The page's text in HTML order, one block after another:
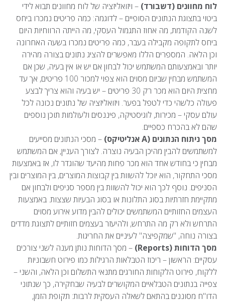
לוח מחוונים (דשבורד) – ויזואליזציה של לוח מחוונים תבוא לידי
ביטוי בתצוגת הנתונים הסופיים – לדוגמה: כמה פריטים נמכרו ביחס
לשנה הקודמת, מה אחוז התגמול העסקי, מה הייתה הרווחיות היום
ביחס לתקופה מקבילה בעבר, כמה פריטים נמכרו בשעה האחרונה
וכן הלאה. המספרים הללו מאפשרים להציג נתונים בצורה מהירה
יותר ובאמצעותם המשתמש יכול לבחון אם יש או אין בעיה, שכן אם
המשתמש מבחין שביום מסוים הוא צפוי למכור 100 פריטים, אך עד
מחצית היום הוא מכר רק 30 פריטים – יש בעיה והוא צריך לבצע
פעולה כלשהי כדי לטפל בפער. ויזואליזציה של נתונים נכונה לכל
עולם עסקי – מכירות, לוגיסטיקה, פיננסים ולעולמות תוכן נוספים
שהם לא בהכרח כספיים.
מסך ניתוח הנתונים (A אנליטיקס)
– מסכי הנתונים מסייעים
למשתמשים להבין מהיכן הבעיה נוצרה. לצורך העניין, אם המשתמש
מבחין כי בחודש אחד הוא מכר פחות מהיעד שהוגדר לו, אז באמצעות
מסכי התחקור, הוא יוכל להשוות בין קבוצות המוצרים, בין המוצרים ובין
הסניפים. נוסף לכך הוא יכול להשוות בין מספר סניפים ולבחון אם
מתקיימת חזרתיות בסוג התלונות או בסוג הבעיות שצצות. באמצעות
העצמים החזותיים המשתמשים יכולים להבין מדוע אירוע מסוים
התרחש ולא רק מה התרחש, ולהיעזר בעצמים חזותיים לתצוגת מדדים
בצורה נוחה, "שמקפיצה" לעיניים את החריגות.
מסך הדוחות (Reports)
– מסך הדוחות נותן מענה לשני צורכים
עסקיים: הראשון – ריכוז הטבלאות הרגילות כמו פירוט חשבוניות
ללקוח, פירוט הלקוחות החורגים מתנאי התשלום וכן הלאה, והשני –
צפייה בנתונים הטבלאיים המקושרים לבעיה שבחקירה, כך שנתוני
הדו"ח מסוננים בהתאם לשאלה העסקית לרבות: תקופת הזמן,